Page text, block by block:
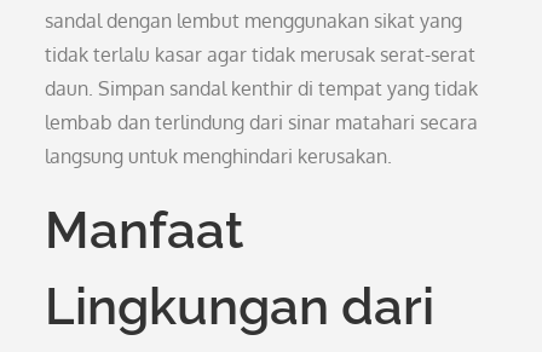
sandal dengan lembut menggunakan sikat yang
tidak terlalu kasar agar tidak merusak serat-serat
daun. Simpan sandal kenthir di tempat yang tidak
lembab dan terlindung dari sinar matahari secara
langsung untuk menghindari kerusakan.
Manfaat
Lingkungan dari